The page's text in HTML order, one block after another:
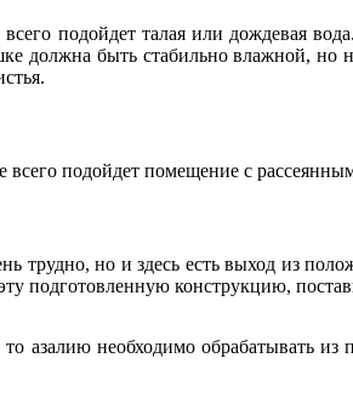
подойдет талая или дождевая
должна быть стабильно влажной,
подойдет помещение с
трудно, но и здесь есть выход из
подготовленную конструкцию,
необходимо обрабатывать из